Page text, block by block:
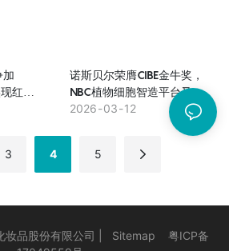
加
红海
诺斯贝尔荣膺CIBE金牛奖，
NBC植物细胞智造平台又添
新进展
2026 03 12
3 4 5
妆品股份有限公司 | Sitemap
粤ICP备